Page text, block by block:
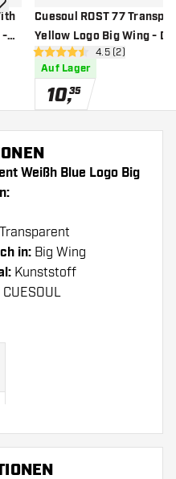
-
Wunschliste hinzufügen
Cuesoul ROST 77
Yellow Logo Big Wing -
4.5 Bewertungssterne
4.5 (2)
Auf Lager
10,35
Weißh Blue Logo Big
Transparent
in: Big Wing
Kunststoff
CUESOUL